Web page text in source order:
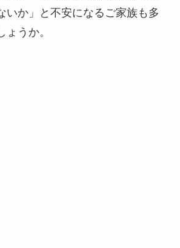
いか」と不安になるご家族も多
うか。